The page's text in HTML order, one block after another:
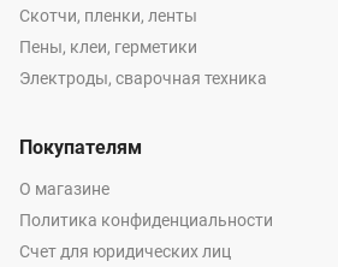
Скотчи, пленки, ленты
Пены, клеи, герметики
Электроды, сварочная техника
Покупателям
О магазине
Политика конфиденциальности
Счет для юридических лиц